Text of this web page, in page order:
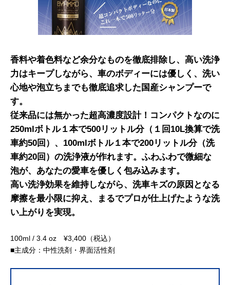
香料や着色料など余分なものを徹底排除し、高い洗浄
力はキープしながら、車のボディーには優しく、洗い
心地や泡立ちまでも徹底追求した国産シャンプーで
す。
従来品には無かった超高濃度設計！コンパクトなのに
250mlボトル１本で500リットル分（１回10L換算で洗
車約50回）、100mlボトル１本で200リットル分（洗
車約20回）の洗浄液が作れます。ふわふわで微細な
泡が、あなたの愛車を優しく包み込みます。
高い洗浄効果を維持しながら、洗車キズの原因となる
摩擦を最小限に抑え、まるでプロが仕上げたような洗
い上がりを実現。
100ml / 3.4 oz ¥3,400（税込）
■主成分：中性洗剤・界面活性剤